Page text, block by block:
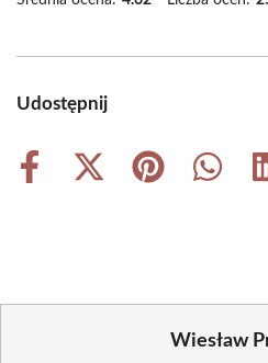
Udostępnij
Share
Share
Share
Share
Wiesław